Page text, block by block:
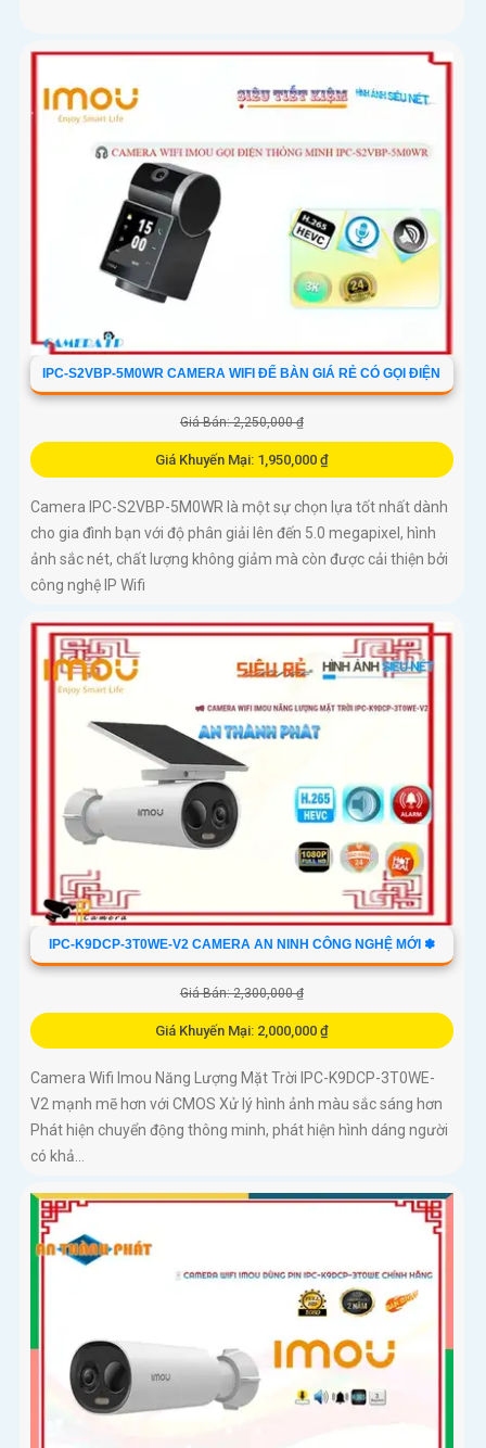
IPC-S2VBP-5M0WR CAMERA WIFI ĐỂ BÀN GIÁ RẺ CÓ GỌI ĐIỆN
Giá Bán: 2,250,000 ₫
Giá Khuyến Mại: 1,950,000 ₫
Camera IPC-S2VBP-5M0WR là một sự chọn lựa tốt nhất dành
cho gia đình bạn với độ phân giải lên đến 5.0 megapixel, hình
ảnh sắc nét, chất lượng không giảm mà còn được cải thiện bởi
công nghệ IP Wifi
IPC-K9DCP-3T0WE-V2 CAMERA AN NINH CÔNG NGHỆ MỚI ✽
Giá Bán: 2,300,000 ₫
Giá Khuyến Mại: 2,000,000 ₫
Camera Wifi Imou Năng Lượng Mặt Trời IPC-K9DCP-3T0WE-
V2 mạnh mẽ hơn với CMOS Xử lý hình ảnh màu sắc sáng hơn
Phát hiện chuyển động thông minh, phát hiện hình dáng người
có khả...